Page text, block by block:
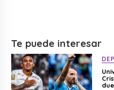
Te puede interesar